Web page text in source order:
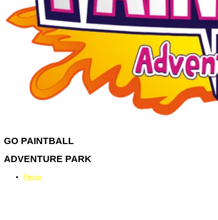
GO PAINTBALL
ADVENTURE PARK
Preise